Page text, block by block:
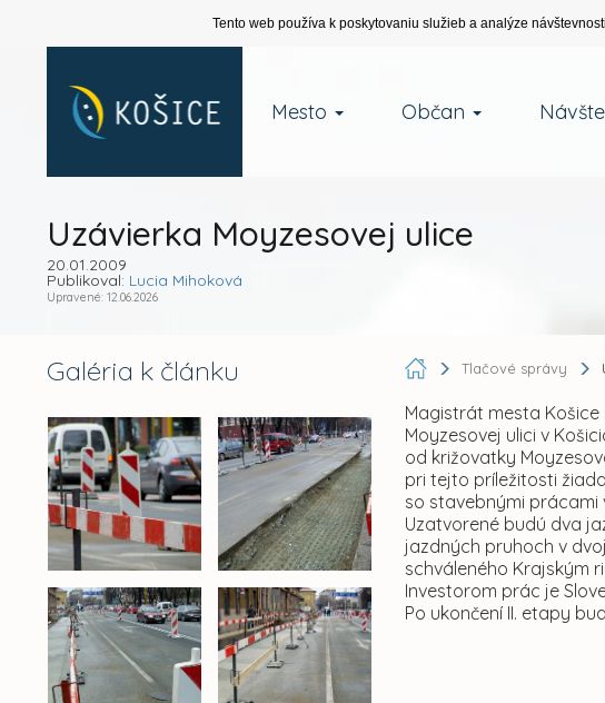
Tento web používa k poskytovaniu služieb a analýze
Mesto Občan
Uzávierka Moyzesovej ulice
20.01.2009
Publikoval: Lucia Mihoková
Upravené: 12.06.2026
Galéria k článku Tlačové správy
Magistrát mesta
Moyzesovej ulici v
od križovatky
pri tejto príležitosti
so stavebnými
Uzatvorené budú dva
jazdných pruhoch v
schváleného Krajským
Investorom prác je
Po ukončení II. etapy